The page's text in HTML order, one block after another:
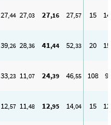
27,44 27,03 27,16 27,57 15 14
39,26 28,36 41,44 52,33 20 15
33,23 11,07 24,39 46,55 108 9
12,57 11,48 12,95 14,04 15 12